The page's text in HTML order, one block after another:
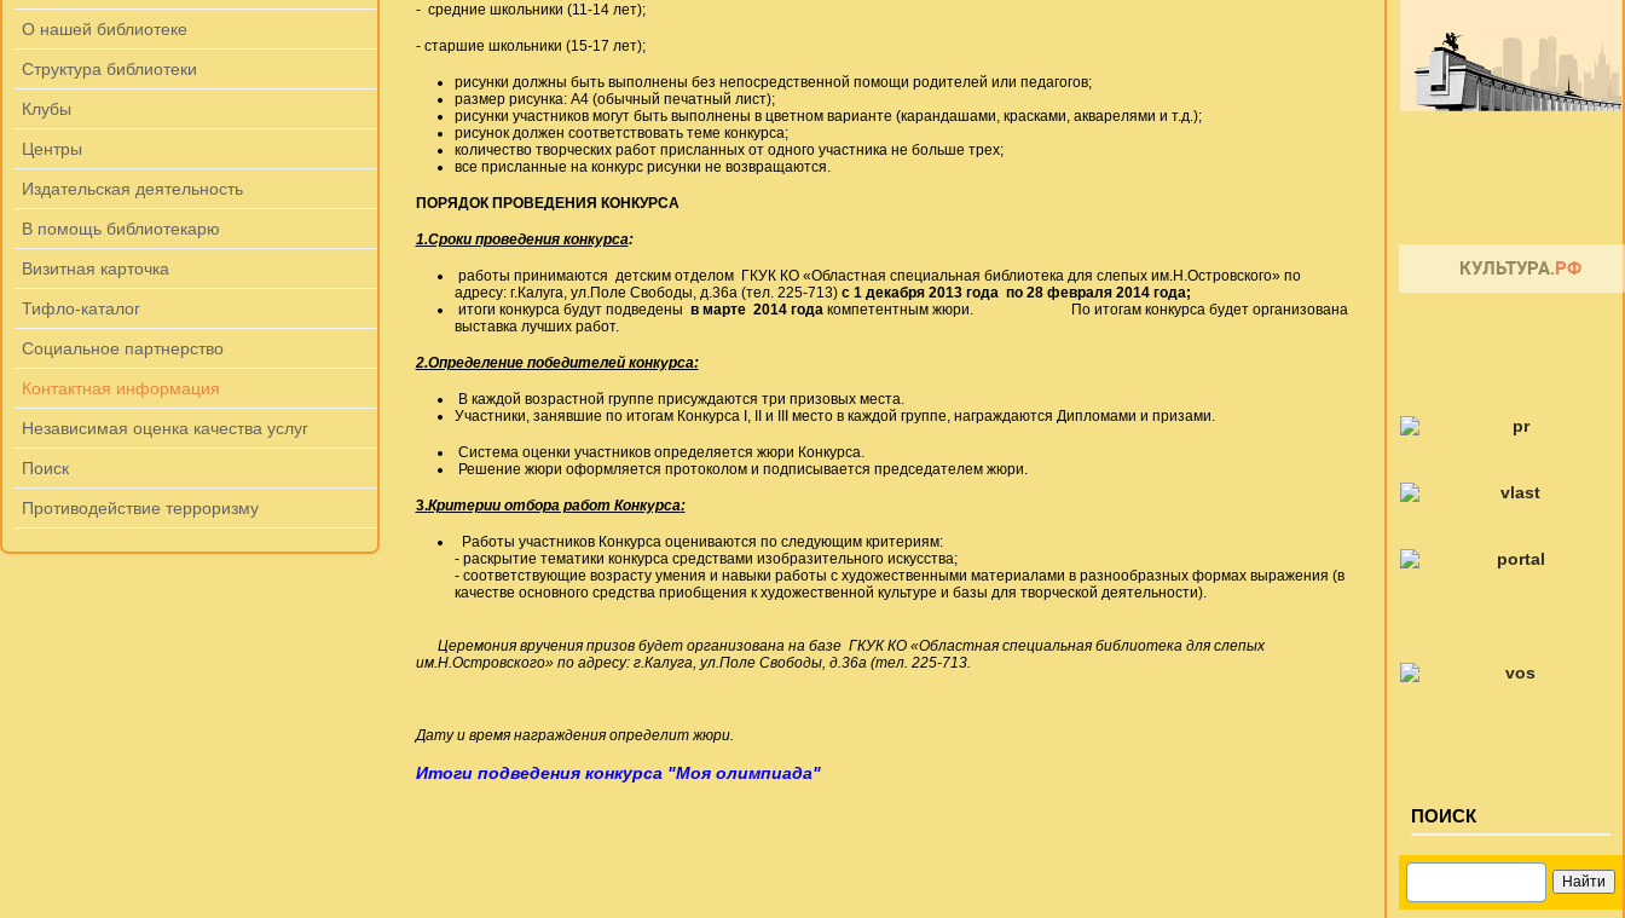
О нашей библиотеке
Структура библиотеки
Клубы
Центры
Издательская деятельность
В помощь библиотекарю
Визитная карточка
Тифло-каталог
Социальное партнерство
Контактная информация
Независимая оценка качества услуг
Поиск
Противодействие терроризму
- средние школьники (11-14 лет);
- старшие школьники (15-17 лет);
рисунки должны быть выполнены без непосредственной помощи родителей или педагогов;
размер рисунка: А4 (обычный печатный лист);
рисунки участников могут быть выполнены в цветном варианте (карандашами, красками, акварелями и т.д.);
рисунок должен соответствовать теме конкурса;
количество творческих работ присланных от одного участника не больше трех;
все присланные на конкурс рисунки не возвращаются.
ПОРЯДОК ПРОВЕДЕНИЯ КОНКУРСА
1.Сроки проведения конкурса:
работы принимаются детским отделом ГКУК КО «Областная специальная библиотека для слепых им.Н.Островского» по
адресу: г.Калуга, ул.Поле Свободы, д.36а (тел. 225-713) с 1 декабря 2013 года по 28 февраля 2014 года;
итоги конкурса будут подведены в марте 2014 годакомпетентным жюри. По итогам конкурса будет организована
выставка лучших работ.
2.Определение победителей конкурса:
В каждой возрастной группе присуждаются три призовых места.
Участники, занявшие по итогам Конкурса I, II и III место в каждой группе, награждаются Дипломами и призами.
Система оценки участников определяется жюри Конкурса.
Решение жюри оформляется протоколом и подписывается председателем жюри.
3.Критерии отбора работ Конкурса:
Работы участников Конкурса оцениваются по следующим критериям:
- раскрытие тематики конкурса средствами изобразительного искусства;
- соответствующие возрасту умения и навыки работы с художественными материалами в разнообразных формах выражения (в
качестве основного средства приобщения к художественной культуре и базы для творческой деятельности).
Церемония вручения призов будет организована на базе ГКУК КО «Областная специальная библиотека для слепых
им.Н.Островского» по адресу: г.Калуга, ул.Поле Свободы, д.36а (тел. 225-713.
Дату и время награждения определит жюри.
Итоги подведения конкурса "Моя олимпиада"
ПОИСК